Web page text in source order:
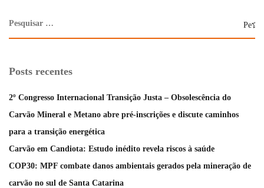
Posts recentes
2º Congresso Internacional Transição Justa – Obsolescência do
Carvão Mineral e Metano abre pré-inscrições e discute caminhos
para a transição energética
Carvão em Candiota: Estudo inédito revela riscos à saúde
COP30: MPF combate danos ambientais gerados pela mineração de
carvão no sul de Santa Catarina